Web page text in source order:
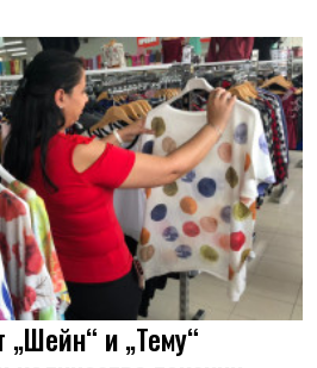
„Шейн“ и „Тему“